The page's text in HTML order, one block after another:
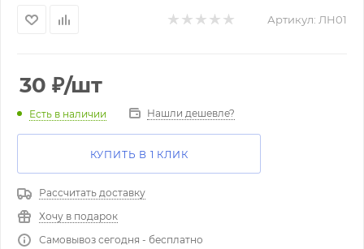
Артикул: ЛН01
30 ₽/шт
Есть в наличии Нашли дешевле?
КУПИТЬ В 1 КЛИК
Рассчитать доставку
Хочу в подарок
Самовывоз сегодня - бесплатно